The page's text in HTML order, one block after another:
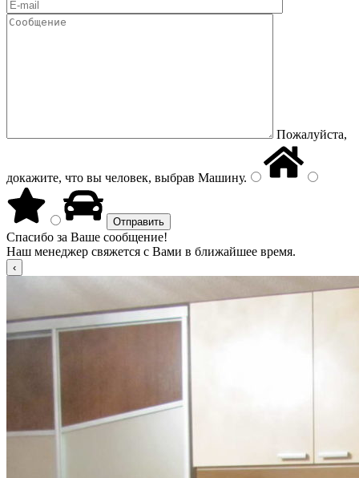
Пожалуйста,
докажите, что вы человек, выбрав Машину.
Спасибо за Ваше сообщение!
Наш менеджер свяжется с Вами в ближайшее время.